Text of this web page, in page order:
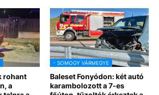
rohant
a
- SOMOGY VÁRMEGYE
Baleset Fonyódon: két autó
karambolozott a 7-es